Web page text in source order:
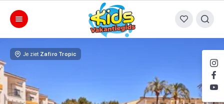
Je ziet Zafiro Tropic